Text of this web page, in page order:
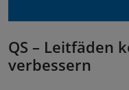
QS – Leitfäden
verbessern